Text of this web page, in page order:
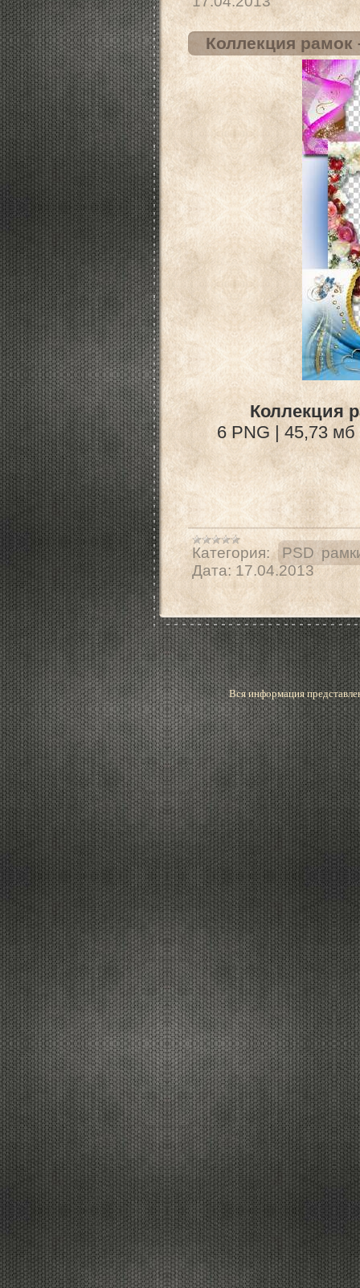
Коллекция рамок
Коллекция
6 PNG | 45,73 мб
Категория:
PSD
Дата: 17.04.2013
Вся информация